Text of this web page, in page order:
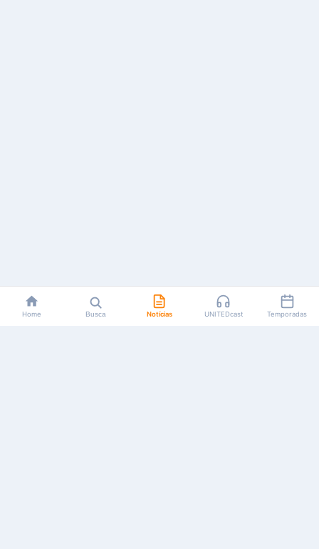
Home Busca Notícias UNITEDcast Temporadas